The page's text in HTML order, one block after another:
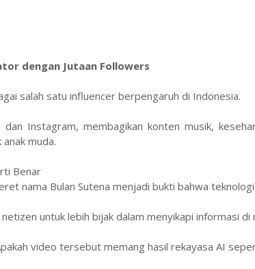
dengan Jutaan Followers
salah satu influencer berpengaruh di Indonesia.
Instagram, membagikan konten musik,
muda.
Benar
nama Bulan Sutena menjadi bukti bahwa
untuk lebih bijak dalam menyikapi informasi di
video tersebut memang hasil rekayasa AI